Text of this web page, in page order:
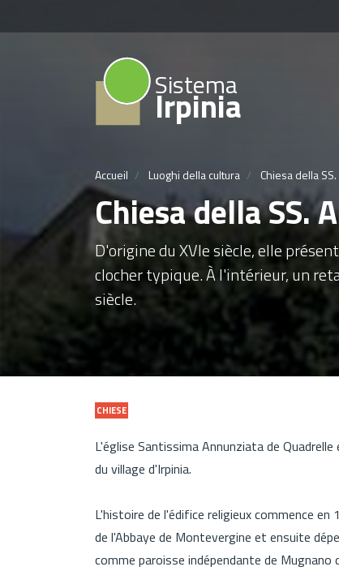
Sistema
Irpinia
Accueil Luoghi della cultura Chiesa della
Chiesa della SS.
D'origine du XVIe siècle, elle
clocher typique. À l'intérieur, un
siècle.
CHIESE
L'église Santissima Annunziata de
du village d'Irpinia.
L'histoire de l'édifice religieux commence
de l'Abbaye de Montevergine et ensuite
comme paroisse indépendante de